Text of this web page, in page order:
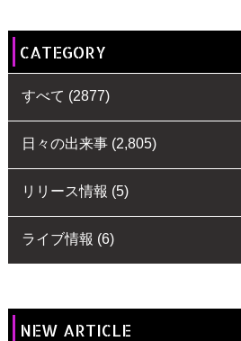
CATEGORY
すべて (2877)
日々の出来事(2,805)
リリース情報 (5)
ライブ情報 (6)
NEW ARTICLE